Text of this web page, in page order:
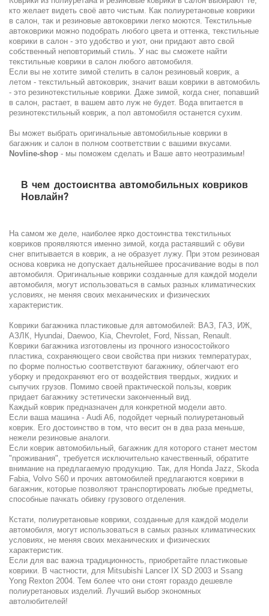
кто желает видеть своё авто чистым. Как полиуретановые коврики
в салон, так и резиновые автоковрики легко моются. Текстильные
автоковрики можно подобрать любого цвета и оттенка, текстильные
коврики в салон - это удобство и уют, они придают авто свой
собственный неповторимый стиль. У нас вы сможете найти
текстильные коврики в салон любого автомобиля.
Если вы не хотите зимой стелить в салон резиновый коврик, а
летом - текстильный автоковрик, значит ваши коврики в автомобиль
- это резинотекстильные коврики. Даже зимой, когда снег, попавший
в салон, растает, в вашем авто луж не будет. Вода впитается в
резинотекстильный коврик, а пол автомобиля останется сухим.
Вы может выбрать оригинальные автомобильные коврики в
багажник и салон в полном соответствии с вашими вкусами.
Novline-shop - мы поможем сделать и Ваше авто неотразимым!
В чем достоиснтва автомобильных ковриков
Новлайн?
На самом же деле, наиболее ярко достоинства текстильных
ковриков проявляются именно зимой, когда растаявший с обуви
снег впитывается в коврик, а не образует лужу. При этом резиновая
основа коврика не допускает дальнейшее просачивание воды в пол
автомобиля. Оригинальные коврики созданные для каждой модели
автомобиля, могут использоваться в самых разных климатических
условиях, не меняя своих механических и физических
характеристик.
Коврики багажника пластиковые для автомобилей: ВАЗ, ГАЗ, ИЖ,
АЗЛК, Hyundai, Daewoo, Kia, Chevrolet, Ford, Nissan, Renault.
Коврики багажника изготовлены из прочного износостойкого
пластика, сохраняющего свои свойства при низких температурах,
по форме полностью соответствуют багажнику, облегчают его
уборку и предохраняют его от воздействия твердых, жидких и
сыпучих грузов. Помимо своей практической пользы, коврик
придает багажнику эстетически законченный вид.
Каждый коврик предназначен для конкретной модели авто.
Если ваша машина - Audi A6, подойдет черный полиуретановый
коврик. Его достоинство в том, что весит он в два раза меньше,
нежели резиновые аналоги.
Если коврик автомобильный, багажник для которого станет местом
"проживания", требуется исключительно качественный, обратите
внимание на предлагаемую продукцию. Так, для Honda Jazz, Skoda
Fabia, Volvo S60 и прочих автомобилей предлагаются коврики в
багажник, которые позволяют транспортировать любые предметы,
способные пачкать обивку грузового отделения.
Кстати, полиуретановые коврики, созданные для каждой модели
автомобиля, могут использоваться в самых разных климатических
условиях, не меняя своих механических и физических
характеристик.
Если для вас важна традиционность, приобретайте пластиковые
коврики. В частности, для Мitsubishi Lancer IX SD 2003 и Ssang
Yong Rexton 2004. Тем более что они стоят гораздо дешевле
полиуретановых изделий. Лучший выбор экономных
автолюбителей!